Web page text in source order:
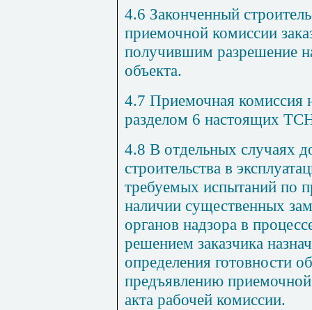
4.6 Законченный
приемочной комиссии
получившим разрешение
объекта.
4.7 Приемочная комиссия
разделом 6 настоящих
4.8 В отдельных случаях
строительства в
требуемых испытаний по
наличии существенных
органов надзора в
решением заказчика
определения готовности
предъявлению приемочной
акта рабочей комиссии.